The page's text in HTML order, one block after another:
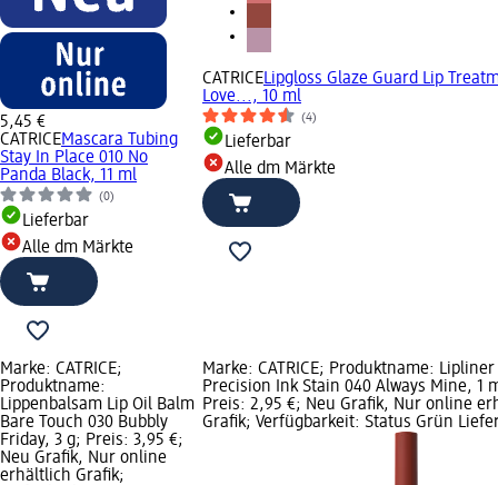
5,45 €
CATRICEMascara Tubing
Stay In Place 010 No
Panda Black, 11 ml
(0)
Lieferbar
Alle dm Märkte
CATRICELipgloss Glaze Guard Lip
Love..., 10 ml
(4)
Lieferbar
Alle dm Märkte
Marke: CATRICE;
Produktname:
Lippenbalsam Lip Oil Balm
Bare Touch 030 Bubbly
Friday, 3 g; Preis: 3,95 €;
Neu Grafik, Nur online
erhältlich Grafik;
Marke: CATRICE; Produktname: Lipliner
Precision Ink Stain 040 Always Mine, 1
Preis: 2,95 €; Neu Grafik, Nur online
Grafik; Verfügbarkeit: Status Grün